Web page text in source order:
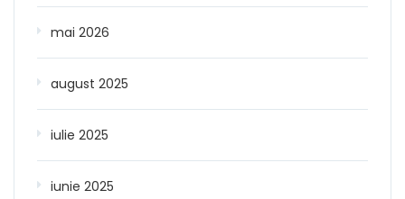
mai 2026
august 2025
iulie 2025
iunie 2025